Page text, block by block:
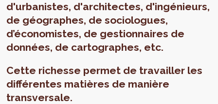
d'urbanistes, d'architectes, d'ingénieurs,
de géographes, de sociologues,
d’économistes, de gestionnaires de
données, de cartographes, etc.
Cette richesse permet de travailler les
différentes matières de manière
transversale.